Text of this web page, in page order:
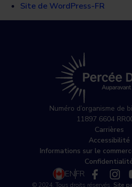
Site de WordPress-FR
Numéro d’organisme de
11897 6604
Carrières
Accessibilité
Informations sur le
ENFR
© 2024. Tous droits réservés. Site